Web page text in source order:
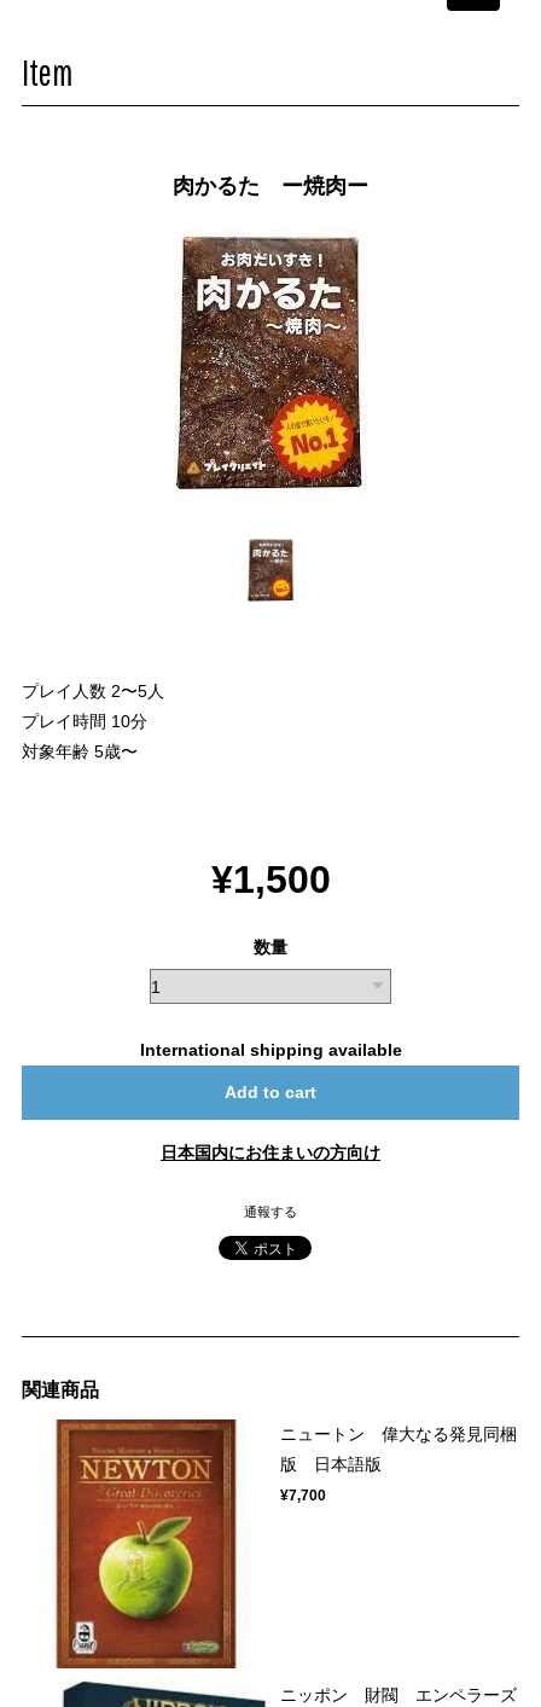
Item
肉かるた ー焼肉ー
プレイ人数 2〜5人
プレイ時間 10分
対象年齢 5歳〜
¥1,500
数量
International shipping available
Add to cart
日本国内にお住まいの方向け
通報する
関連商品
ニュートン 偉大なる発見同梱
版 日本語版
¥7,700
ニッポン 財閥 エンペラーズ